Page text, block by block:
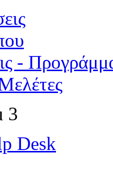
-
3
Desk